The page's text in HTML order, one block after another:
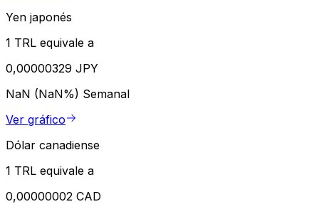
Yen japonés
1 TRL equivale a
0,00000329 JPY
NaN (NaN%) Semanal
Ver gráfico
Dólar canadiense
1 TRL equivale a
0,00000002 CAD